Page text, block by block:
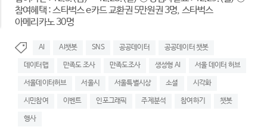
참여혜택 : 스타벅스 e카드 교환권 5만원권 3명, 스타벅스
아메리카노 30명
AI AI챗봇 SNS 공공데이터 공공데이터 챗봇
데이터맵 만족도 조사 만족도조사 생성형 AI 서울 데이터 허브
서울데이터허브 서울시 서울특별시상 소셜 시각화
시민참여 이벤트 인포그래픽 주제분석 참여하기 챗봇
행사